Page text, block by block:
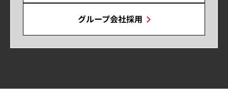
グループ会社採用